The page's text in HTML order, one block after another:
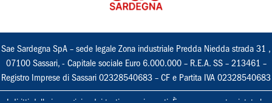
Sae Sardegna SpA – sede legale Zona industriale Predda Niedda strada 31 ,
07100 Sassari, - Capitale sociale Euro 6.000.000 – R.E.A. SS – 213461 –
Registro Imprese di Sassari 02328540683 – CF e Partita IVA 02328540683